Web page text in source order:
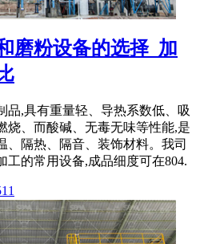
磨粉设备的选择_加
品,具有重量轻、导热系数低、吸
烧、而酸碱、无毒无味等性能,是
、隔热、隔音、装饰材料。我司
工的常用设备,成品细度可在804.